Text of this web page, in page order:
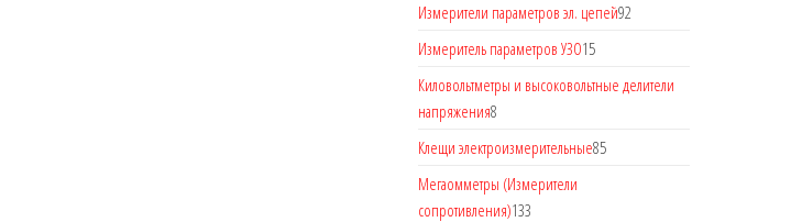
Измерители параметров эл. цепей92
Измеритель параметров УЗО15
Киловольтметры и высоковольтные делители
напряжения8
Клещи электроизмерительные85
Мегаомметры (Измерители
сопротивления)133